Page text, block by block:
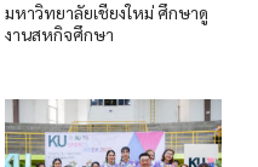
มหาวิทยาลัยเชียงใหม่ ศึกษาดู
งานสหกิจศึกษา